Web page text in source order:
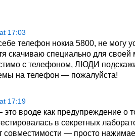
17:03
телефон нокиа 5800, не могу
скачиваю специально для своей
с телефоном, ЛЮДИ
на телефон — пожалуйста!
17:19
вроде как предупреждение о
в секретных
совместимости — просто